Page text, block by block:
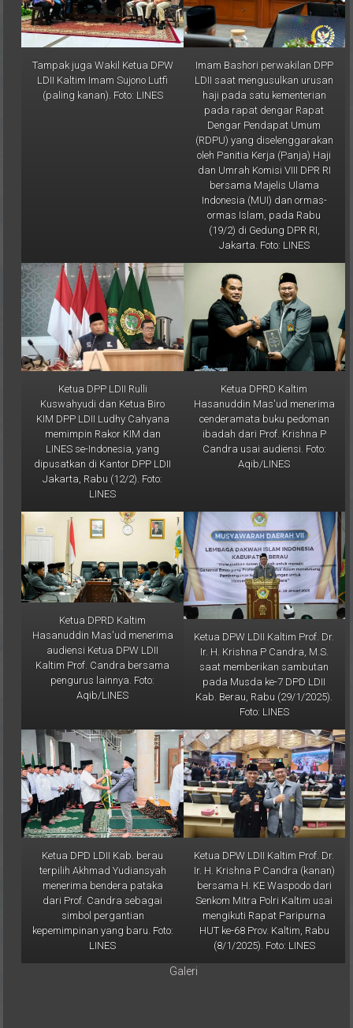
Tampak juga Wakil Ketua DPW
LDII Kaltim Imam Sujono Lutfi
(paling kanan). Foto: LINES
Imam Bashori perwakilan DPP
LDII saat mengusulkan urusan
haji pada satu kementerian
pada rapat dengar Rapat
Dengar Pendapat Umum
(RDPU) yang diselenggarakan
oleh Panitia Kerja (Panja) Haji
dan Umrah Komisi VIII DPR RI
bersama Majelis Ulama
Indonesia (MUI) dan ormas-
ormas Islam, pada Rabu
(19/2) di Gedung DPR RI,
Jakarta. Foto: LINES
Ketua DPP LDII Rulli
Kuswahyudi dan Ketua Biro
KIM DPP LDII Ludhy Cahyana
memimpin Rakor KIM dan
LINES se-Indonesia, yang
dipusatkan di Kantor DPP LDII
Jakarta, Rabu (12/2). Foto:
LINES
Ketua DPRD Kaltim
Hasanuddin Mas'ud menerima
cenderamata buku pedoman
ibadah dari Prof. Krishna P
Candra usai audiensi. Foto:
Aqib/LINES
Ketua DPRD Kaltim
Hasanuddin Mas'ud menerima
audiensi Ketua DPW LDII
Kaltim Prof. Candra bersama
pengurus lainnya. Foto:
Aqib/LINES
Ketua DPW LDII Kaltim Prof. Dr.
Ir. H. Krishna P Candra, M.S.
saat memberikan sambutan
pada Musda ke-7 DPD LDII
Kab. Berau, Rabu (29/1/2025).
Foto: LINES
Ketua DPD LDII Kab. berau
terpilih Akhmad Yudiansyah
menerima bendera pataka
dari Prof. Candra sebagai
simbol pergantian
kepemimpinan yang baru. Foto:
LINES
Ketua DPW LDII Kaltim Prof. Dr.
Ir. H. Krishna P Candra (kanan)
bersama H. KE Waspodo dari
Senkom Mitra Polri Kaltim usai
mengikuti Rapat Paripurna
HUT ke-68 Prov. Kaltim, Rabu
(8/1/2025). Foto: LINES